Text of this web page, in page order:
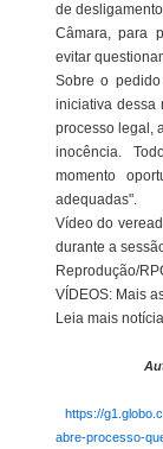
de
Câmara, para
evitar
Sobre o
iniciativa dessa
processo legal,
inocência.
momento
adequadas".
Vídeo do
durante a
Reprodução/
VÍDEOS: Mais
Leia mais
https://
abre-processo-